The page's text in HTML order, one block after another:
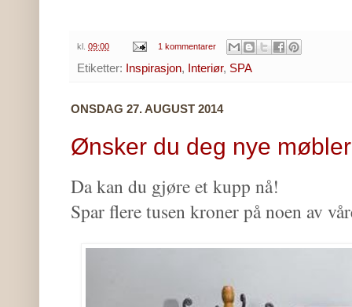
kl. 09:00 1 kommentarer
Etiketter: Inspirasjon, Interiør, SPA
ONSDAG 27. AUGUST 2014
Ønsker du deg nye
Da kan du gjøre et kupp nå!
Spar flere tusen kroner på noen av